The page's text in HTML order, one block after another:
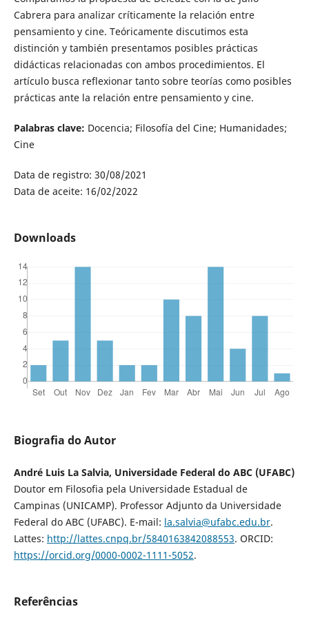
Cabrera para analizar críticamente la relación entre
pensamiento y cine. Teóricamente discutimos esta
distinción y también presentamos posibles prácticas
didácticas relacionadas con ambos procedimientos. El
artículo busca reflexionar tanto sobre teorías como posibles
prácticas ante la relación entre pensamiento y cine.
Palabras clave: Docencia; Filosofía del Cine; Humanidades;
Cine
Data de registro: 30/08/2021
Data de aceite: 16/02/2022
Downloads
Biografia do Autor
André Luis La Salvia, Universidade Federal do ABC (UFABC)
Doutor em Filosofia pela Universidade Estadual de
Campinas (UNICAMP). Professor Adjunto da Universidade
Federal do ABC (UFABC). E-mail: la.salvia@ufabc.edu.br.
Lattes: http://lattes.cnpq.br/5840163842088553. ORCID:
https://orcid.org/0000-0002-1111-5052.
Referências